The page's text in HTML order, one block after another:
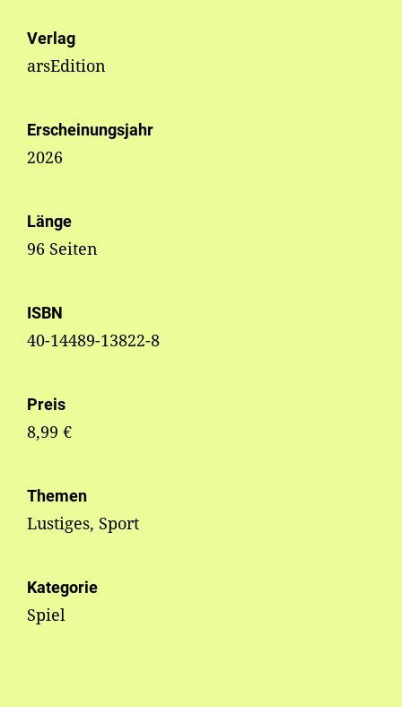
Verlag
arsEdition
Erscheinungsjahr
2026
Länge
96 Seiten
ISBN
40-14489-13822-8
Preis
8,99 €
Themen
Lustiges, Sport
Kategorie
Spiel